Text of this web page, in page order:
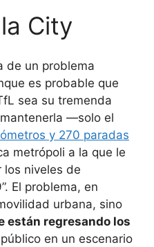
City
de un problema
es probable que
sea su tremenda
—solo el
y 270 paradas
metrópoli a la que le
los niveles de
El problema, en
urbana, sino
están regresando los
en un escenario